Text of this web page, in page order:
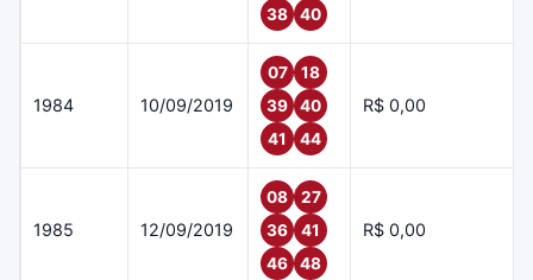
38
40
1984 10/09/2019
07
18
39
40
41
44
R$ 0,00
1985 12/09/2019
08
27
36
41
46
48
R$ 0,00